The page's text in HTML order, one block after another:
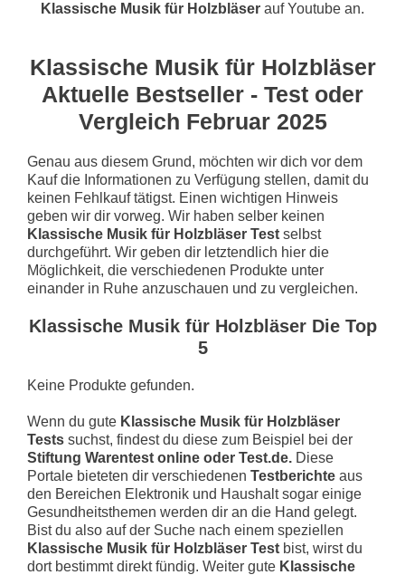
Klassische Musik für Holzbläser auf Youtube an.
Klassische Musik für Holzbläser
Aktuelle Bestseller - Test oder
Vergleich Februar 2025
Genau aus diesem Grund, möchten wir dich vor dem
Kauf die Informationen zu Verfügung stellen, damit du
keinen Fehlkauf tätigst. Einen wichtigen Hinweis
geben wir dir vorweg. Wir haben selber keinen
Klassische Musik für Holzbläser Test selbst
durchgeführt. Wir geben dir letztendlich hier die
Möglichkeit, die verschiedenen Produkte unter
einander in Ruhe anzuschauen und zu vergleichen.
Klassische Musik für Holzbläser Die Top
5
Keine Produkte gefunden.
Wenn du gute Klassische Musik für Holzbläser
Tests suchst, findest du diese zum Beispiel bei der
Stiftung Warentest online oder Test.de. Diese
Portale bieteten dir verschiedenen Testberichte aus
den Bereichen Elektronik und Haushalt sogar einige
Gesundheitsthemen werden dir an die Hand gelegt.
Bist du also auf der Suche nach einem speziellen
Klassische Musik für Holzbläser Test bist, wirst du
dort bestimmt direkt fündig. Weiter gute Klassische